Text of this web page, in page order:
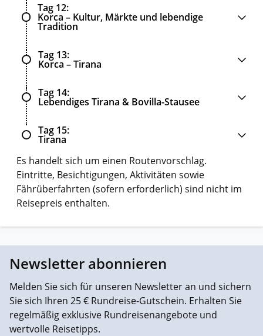
Tag 12
Korca – Kultur, Märkte und lebendige
Tradition
Tag 13
Korca – Tirana
Tag 14
Lebendiges Tirana & Bovilla-Stausee
Tag 15
Tirana
Es handelt sich um einen Routenvorschlag.
Eintritte, Besichtigungen, Aktivitäten sowie
Fährüberfahrten (sofern erforderlich) sind nicht im
Reisepreis enthalten.
Newsletter abonnieren
Melden Sie sich für unseren Newsletter an und sichern
Sie sich Ihren 25 € Rundreise-Gutschein. Erhalten Sie
regelmäßig exklusive Rundreisenangebote und
wertvolle Reisetipps.